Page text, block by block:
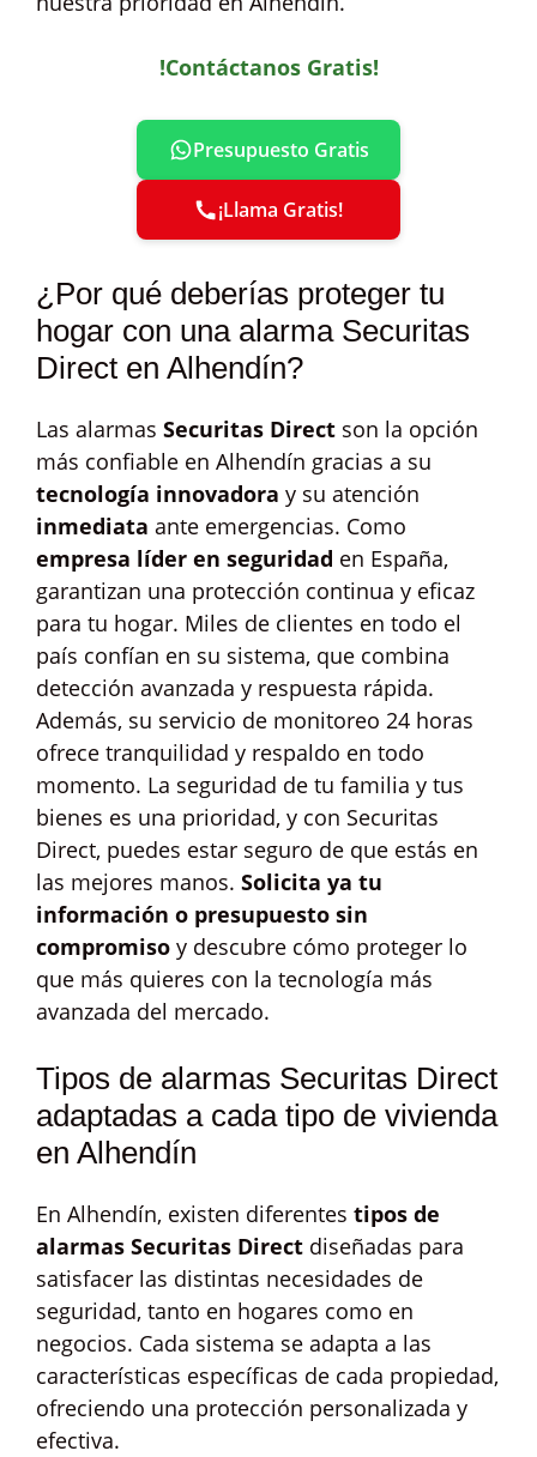
!Contáctanos Gratis!
Presupuesto Gratis
¡Llama Gratis!
¿Por qué deberías proteger tu
hogar con una alarma Securitas
Direct en Alhendín?
Las alarmas Securitas Direct son la opción
más confiable en Alhendín gracias a su
tecnología innovadora y su atención
inmediata ante emergencias. Como
empresa líder en seguridad en España,
garantizan una protección continua y eficaz
para tu hogar. Miles de clientes en todo el
país confían en su sistema, que combina
detección avanzada y respuesta rápida.
Además, su servicio de monitoreo 24 horas
ofrece tranquilidad y respaldo en todo
momento. La seguridad de tu familia y tus
bienes es una prioridad, y con Securitas
Direct, puedes estar seguro de que estás en
las mejores manos. Solicita ya tu
información o presupuesto sin
compromiso y descubre cómo proteger lo
que más quieres con la tecnología más
avanzada del mercado.
Tipos de alarmas Securitas Direct
adaptadas a cada tipo de vivienda
en Alhendín
En Alhendín, existen diferentes tipos de
alarmas Securitas Direct diseñadas para
satisfacer las distintas necesidades de
seguridad, tanto en hogares como en
negocios. Cada sistema se adapta a las
características específicas de cada propiedad,
ofreciendo una protección personalizada y
efectiva.